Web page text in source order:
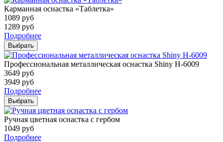
Карманная оснастка «Таблетка»
1089 руб
1289 руб
Подробнее
Выбрать
Профессиональная металлическая оснастка Shiny H-6009
3649 руб
3949 руб
Подробнее
Выбрать
Ручная цветная оснастка с гербом
1049 руб
Подробнее